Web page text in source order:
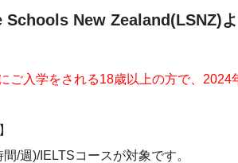
Schools New Zealand(LSNZ)
ご入学をされる18歳以上の方で、2024
/週)/IELTSコースが対象です。